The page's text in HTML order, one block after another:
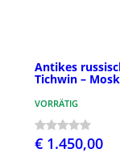
Antikes
Tichwin –
VORRÄTIG
€ 1.450,00